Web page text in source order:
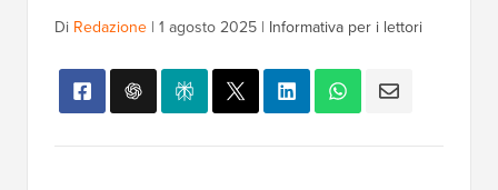
Di Redazione | 1 agosto 2025 | Informativa per i lettori